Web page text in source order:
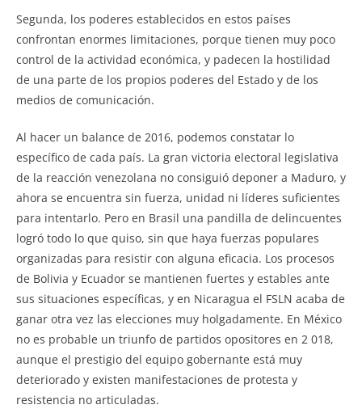
Segunda, los poderes establecidos en estos países
confrontan enormes limitaciones, porque tienen muy poco
control de la actividad económica, y padecen la hostilidad
de una parte de los propios poderes del Estado y de los
medios de comunicación.
Al hacer un balance de 2016, podemos constatar lo
específico de cada país. La gran victoria electoral legislativa
de la reacción venezolana no consiguió deponer a Maduro, y
ahora se encuentra sin fuerza, unidad ni líderes suficientes
para intentarlo. Pero en Brasil una pandilla de delincuentes
logró todo lo que quiso, sin que haya fuerzas populares
organizadas para resistir con alguna eficacia. Los procesos
de Bolivia y Ecuador se mantienen fuertes y estables ante
sus situaciones específicas, y en Nicaragua el FSLN acaba de
ganar otra vez las elecciones muy holgadamente. En México
no es probable un triunfo de partidos opositores en 2 018,
aunque el prestigio del equipo gobernante está muy
deteriorado y existen manifestaciones de protesta y
resistencia no articuladas.